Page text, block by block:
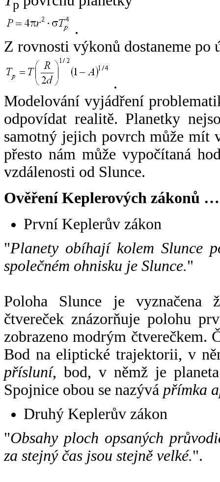
p
.
Z rovnosti výkonů dostaneme po
.
Modelování vyjádření
odpovídat realitě. Planetky
samotný jejich povrch může mít
přesto nám může vypočítaná
vzdálenosti od Slunce.
Ověření Keplerových zákonů …
První Keplerův zákon
"Planety obíhají kolem Slunce
společném ohnisku je Slunce."
Poloha Slunce je vyznačena
čtvereček znázorňuje polohu
zobrazeno modrým čtverečkem.
Bod na eliptické trajektorii, v
přísluní, bod, v němž je
Spojnice obou se nazývá přímka
Druhý Keplerův zákon
"Obsahy ploch opsaných
za stejný čas jsou stejně velké.".